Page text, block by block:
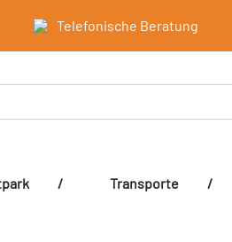
Telefonische Beratung
/ Transporte /